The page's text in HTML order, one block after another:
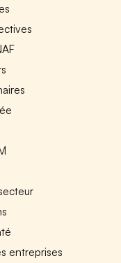
entreprises